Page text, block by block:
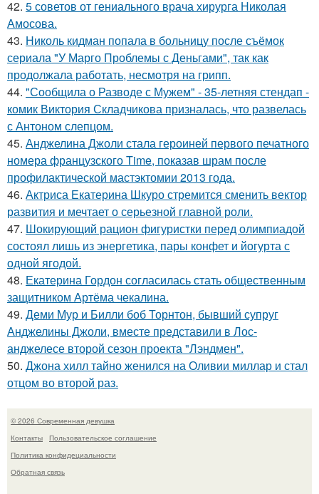
42. 5 советов от гениального врача хирурга Николая
Амосова.
43. Николь кидман попала в больницу после съёмок
сериала "У Марго Проблемы с Деньгами", так как
продолжала работать, несмотря на грипп.
44. "Сообщила о Разводе с Мужем" - 35-летняя стендап -
комик Виктория Складчикова призналась, что развелась
с Антоном слепцом.
45. Анджелина Джоли стала героиней первого печатного
номера французского Time, показав шрам после
профилактической мастэктомии 2013 года.
46. Актриса Екатерина Шкуро стремится сменить вектор
развития и мечтает о серьезной главной роли.
47. Шокирующий рацион фигуристки перед олимпиадой
состоял лишь из энергетика, пары конфет и йогурта с
одной ягодой.
48. Екатерина Гордон согласилась стать общественным
защитником Артёма чекалина.
49. Деми Мур и Билли боб Торнтон, бывший супруг
Анджелины Джоли, вместе представили в Лос-
анджелесе второй сезон проекта "Лэндмен".
50. Джона хилл тайно женился на Оливии миллар и стал
отцом во второй раз.
© 2026 Современная девушка
Контакты
Пользовательское соглашение
Политика конфидециальности
Обратная связь